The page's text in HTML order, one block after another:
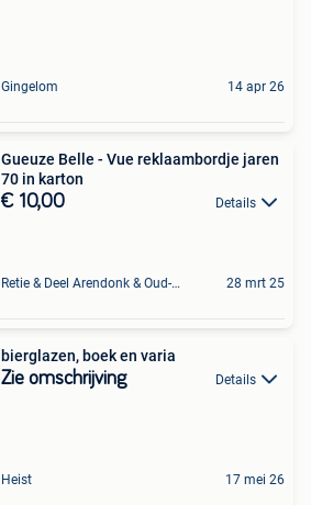
Gingelom 14 apr 26
Gueuze Belle - Vue reklaambordje jaren
70 in karton
€ 10,00 Details
Retie & Deel Arendonk & Oud-Turnhout 28 mrt 25
bierglazen, boek en varia
Zie omschrijving Details
Heist 17 mei 26